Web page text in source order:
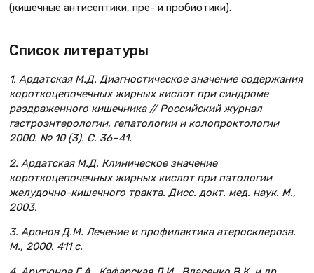
(кишечные антисептики, пре- и пробиотики).
Список литературы
1. Ардатская М.Д. Диагностическое значение содержания
короткоцепочечных жирных кислот при синдроме
раздраженного кишечника // Российский журнал
гастроэнтерологии, гепатологии и колопроктологии
2000. № 10 (3). С. 36–41.
2. Ардатская М.Д. Клиническое значение
короткоцепочечных жирных кислот при патологии
желудочно-кишечного тракта. Дисс. докт. мед. наук. М.,
2003.
3. Аронов Д.М. Лечение и профилактика атеросклероза.
М., 2000. 411 с.